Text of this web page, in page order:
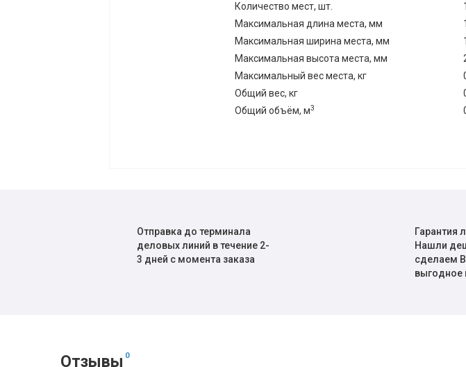
Количество мест, шт.
1
Максимальная длина места, мм
Максимальная ширина места, мм
Максимальная высота места, мм
Максимальный вес места, кг
Общий вес, кг
Общий объём, м3
Отправка до терминала
деловых линий в течение 2-
3 дней с момента заказа
Гарантия
Нашли
сделаем
выгодное
Отзывы 0